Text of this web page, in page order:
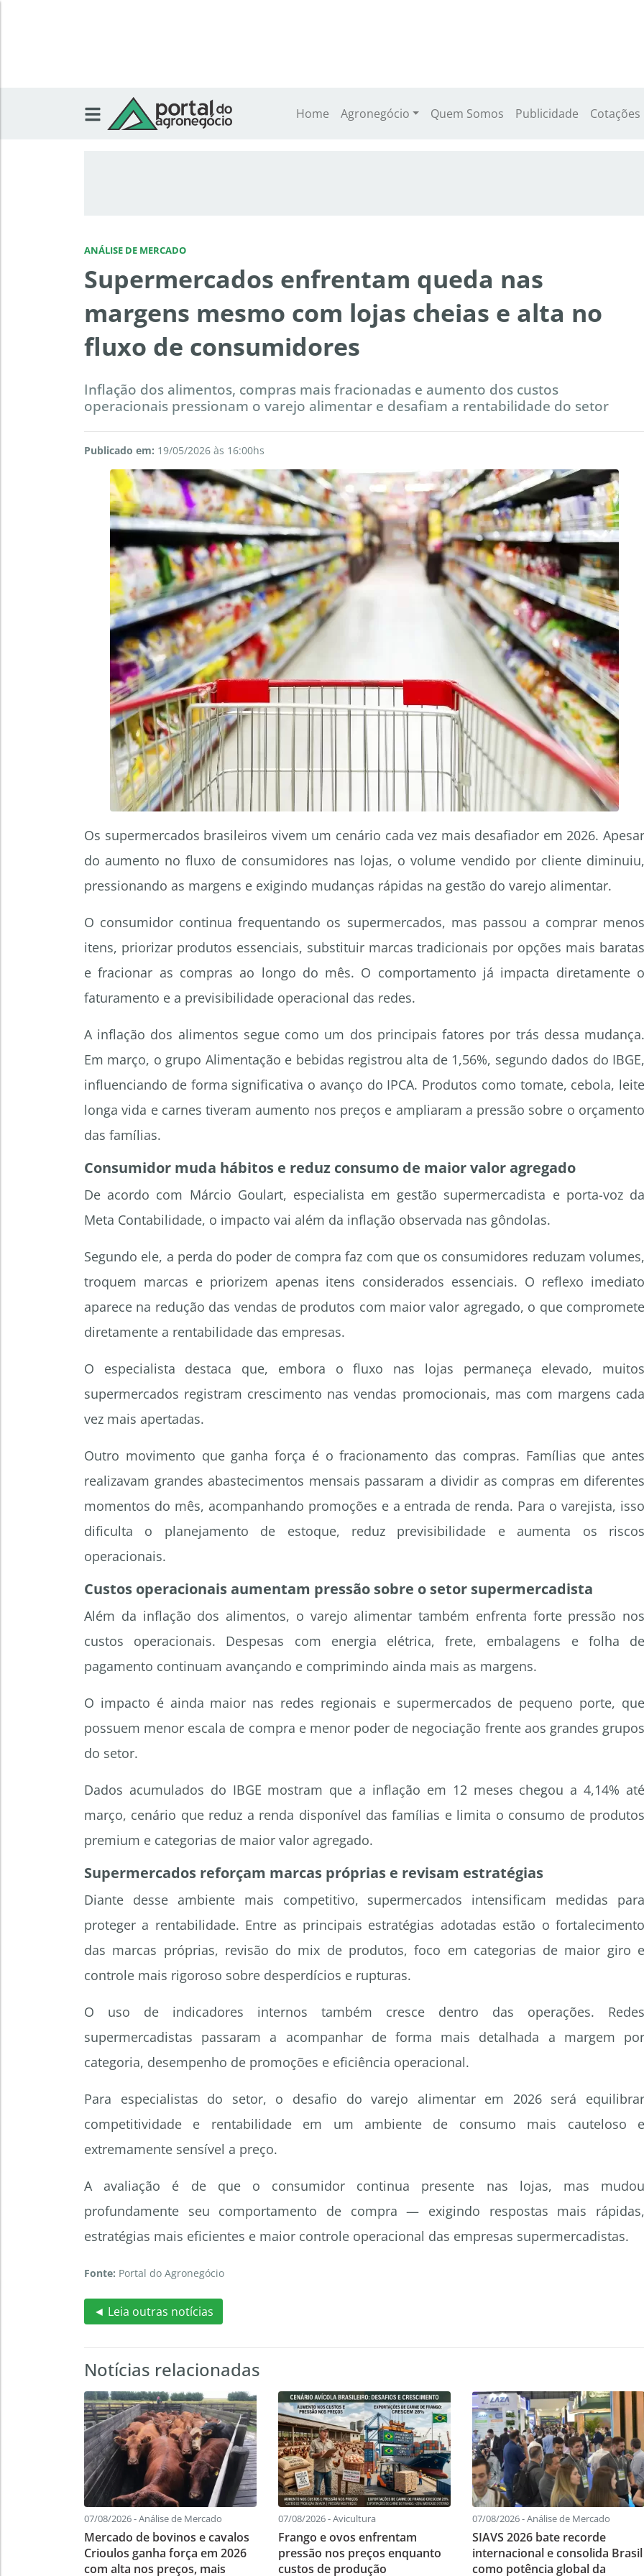
Home Agronegócio Quem Somos Publicidade Cotações
ANÁLISE DE MERCADO
Supermercados enfrentam queda nas
margens mesmo com lojas cheias e alta no
fluxo de consumidores
Inflação dos alimentos, compras mais fracionadas e aumento dos custos
operacionais pressionam o varejo alimentar e desafiam a rentabilidade do setor
Publicado em: 19/05/2026 às 16:00hs
Os supermercados brasileiros vivem um cenário cada vez mais desafiador em 2026. Apesar
do aumento no fluxo de consumidores nas lojas, o volume vendido por cliente diminuiu,
pressionando as margens e exigindo mudanças rápidas na gestão do varejo alimentar.
O consumidor continua frequentando os supermercados, mas passou a comprar menos
itens, priorizar produtos essenciais, substituir marcas tradicionais por opções mais baratas
e fracionar as compras ao longo do mês. O comportamento já impacta diretamente o
faturamento e a previsibilidade operacional das redes.
A inflação dos alimentos segue como um dos principais fatores por trás dessa mudança.
Em março, o grupo Alimentação e bebidas registrou alta de 1,56%, segundo dados do IBGE,
influenciando de forma significativa o avanço do IPCA. Produtos como tomate, cebola, leite
longa vida e carnes tiveram aumento nos preços e ampliaram a pressão sobre o orçamento
das famílias.
Consumidor muda hábitos e reduz consumo de maior valor agregado
De acordo com Márcio Goulart, especialista em gestão supermercadista e porta-voz da
Meta Contabilidade, o impacto vai além da inflação observada nas gôndolas.
Segundo ele, a perda do poder de compra faz com que os consumidores reduzam volumes,
troquem marcas e priorizem apenas itens considerados essenciais. O reflexo imediato
aparece na redução das vendas de produtos com maior valor agregado, o que compromete
diretamente a rentabilidade das empresas.
O especialista destaca que, embora o fluxo nas lojas permaneça elevado, muitos
supermercados registram crescimento nas vendas promocionais, mas com margens cada
vez mais apertadas.
Outro movimento que ganha força é o fracionamento das compras. Famílias que antes
realizavam grandes abastecimentos mensais passaram a dividir as compras em diferentes
momentos do mês, acompanhando promoções e a entrada de renda. Para o varejista, isso
dificulta o planejamento de estoque, reduz previsibilidade e aumenta os riscos
operacionais.
Custos operacionais aumentam pressão sobre o setor supermercadista
Além da inflação dos alimentos, o varejo alimentar também enfrenta forte pressão nos
custos operacionais. Despesas com energia elétrica, frete, embalagens e folha de
pagamento continuam avançando e comprimindo ainda mais as margens.
O impacto é ainda maior nas redes regionais e supermercados de pequeno porte, que
possuem menor escala de compra e menor poder de negociação frente aos grandes grupos
do setor.
Dados acumulados do IBGE mostram que a inflação em 12 meses chegou a 4,14% até
março, cenário que reduz a renda disponível das famílias e limita o consumo de produtos
premium e categorias de maior valor agregado.
Supermercados reforçam marcas próprias e revisam estratégias
Diante desse ambiente mais competitivo, supermercados intensificam medidas para
proteger a rentabilidade. Entre as principais estratégias adotadas estão o fortalecimento
das marcas próprias, revisão do mix de produtos, foco em categorias de maior giro e
controle mais rigoroso sobre desperdícios e rupturas.
O uso de indicadores internos também cresce dentro das operações. Redes
supermercadistas passaram a acompanhar de forma mais detalhada a margem por
categoria, desempenho de promoções e eficiência operacional.
Para especialistas do setor, o desafio do varejo alimentar em 2026 será equilibrar
competitividade e rentabilidade em um ambiente de consumo mais cauteloso e
extremamente sensível a preço.
A avaliação é de que o consumidor continua presente nas lojas, mas mudou
profundamente seu comportamento de compra — exigindo respostas mais rápidas,
estratégias mais eficientes e maior controle operacional das empresas supermercadistas.
Fonte: Portal do Agronegócio
◄ Leia outras notícias
Notícias relacionadas
07/08/2026 - Análise de Mercado
Mercado de bovinos e cavalos
Crioulos ganha força em 2026
com alta nos preços, mais
07/08/2026 - Avicultura
Frango e ovos enfrentam
pressão nos preços enquanto
custos de produção
07/08/2026 - Análise de Mercado
SIAVS 2026 bate recorde
internacional e consolida Brasil
como potência global da